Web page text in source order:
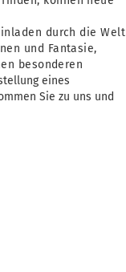
durch die Welt
und Fantasie,
besonderen
eines
Sie zu uns und